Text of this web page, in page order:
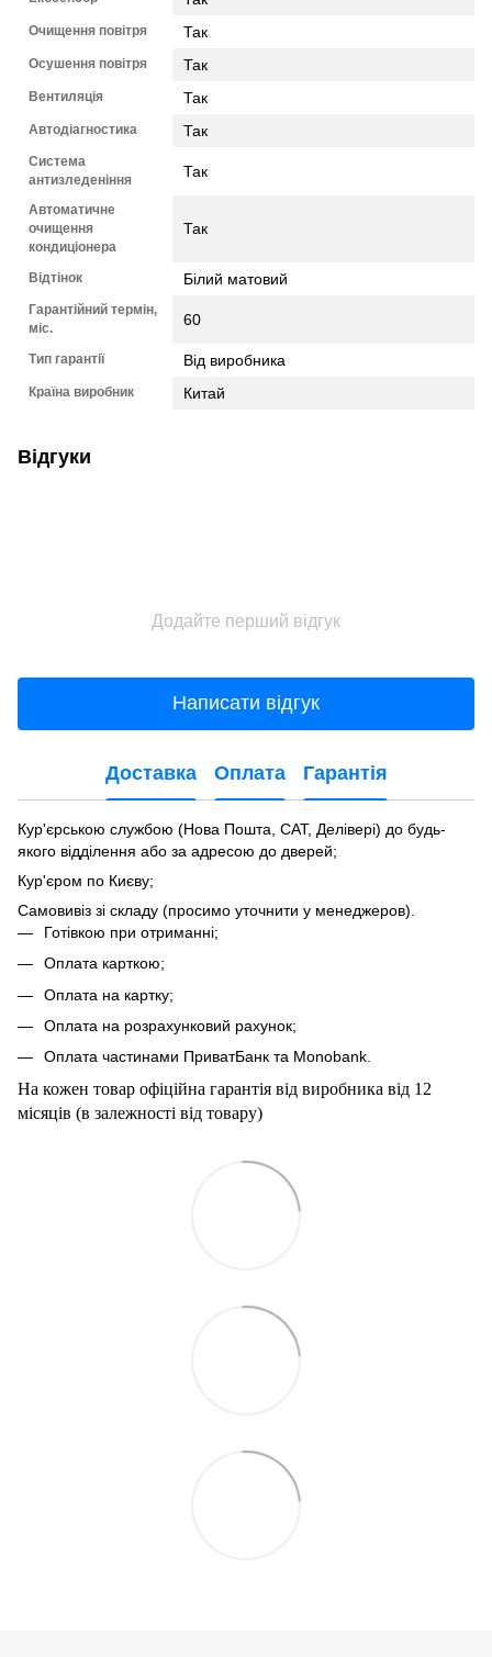
Очищення повітря Так
Осушення повітря Так
Вентиляція Так
Автодіагностика Так
Система
антизледеніння
Так
Автоматичне
очищення
кондиціонера
Так
Відтінок Білий матовий
Гарантійний термін,
міс.
60
Тип гарантії Від виробника
Країна виробник Китай
Відгуки
Додайте перший відгук
Написати відгук
Доставка Оплата Гарантія
Кур'єрською службою (Нова Пошта, САТ, Делівері) до будь-
якого відділення або за адресою до дверей;
Кур'єром по Києву;
Самовивіз зі складу (просимо уточнити у менеджеров).
Готівкою при отриманні;
Оплата карткою;
Оплата на картку;
Оплата на розрахунковий рахунок;
Оплата частинами ПриватБанк та Мonobank.
На кожен товар офіційна гарантія від виробника від 12
місяців (в залежності від товару)